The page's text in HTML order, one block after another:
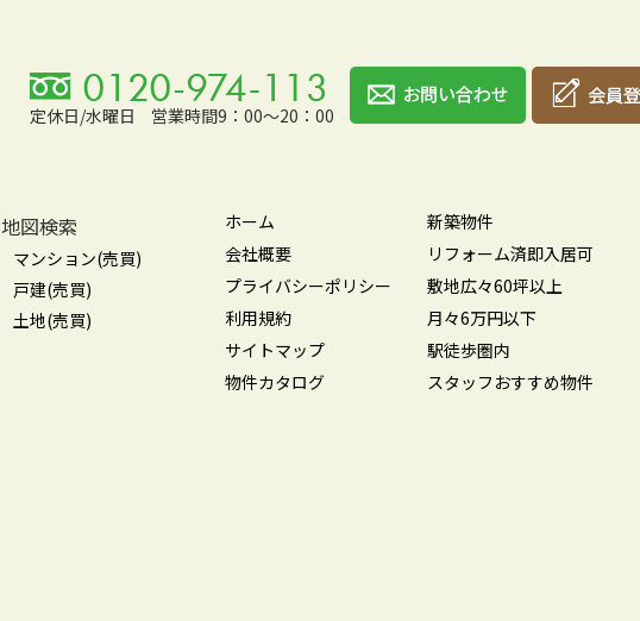
定休日/水曜日 営業時間9：00～20：00
地図検索
マンション(売買)
戸建(売買)
土地(売買)
ホーム
会社概要
プライバシーポリシー
利用規約
サイトマップ
物件カタログ
新築物件
リフォーム済即入居可
敷地広々60坪以上
月々6万円以下
駅徒歩圏内
スタッフおすすめ物件